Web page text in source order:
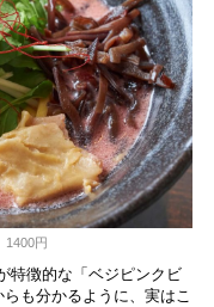
1400円
特徴的な「ベジピンクビ
も分かるように、実はこ